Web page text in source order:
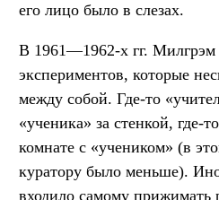
его лицо было в слезах.
В 1961—1962-х гг. Милгрэм
экспериментов, которые
между собой. Где-то
«ученика» за стенкой, где-
комнате с «учеником» (в
куратору было меньше).
входило самому прижимать